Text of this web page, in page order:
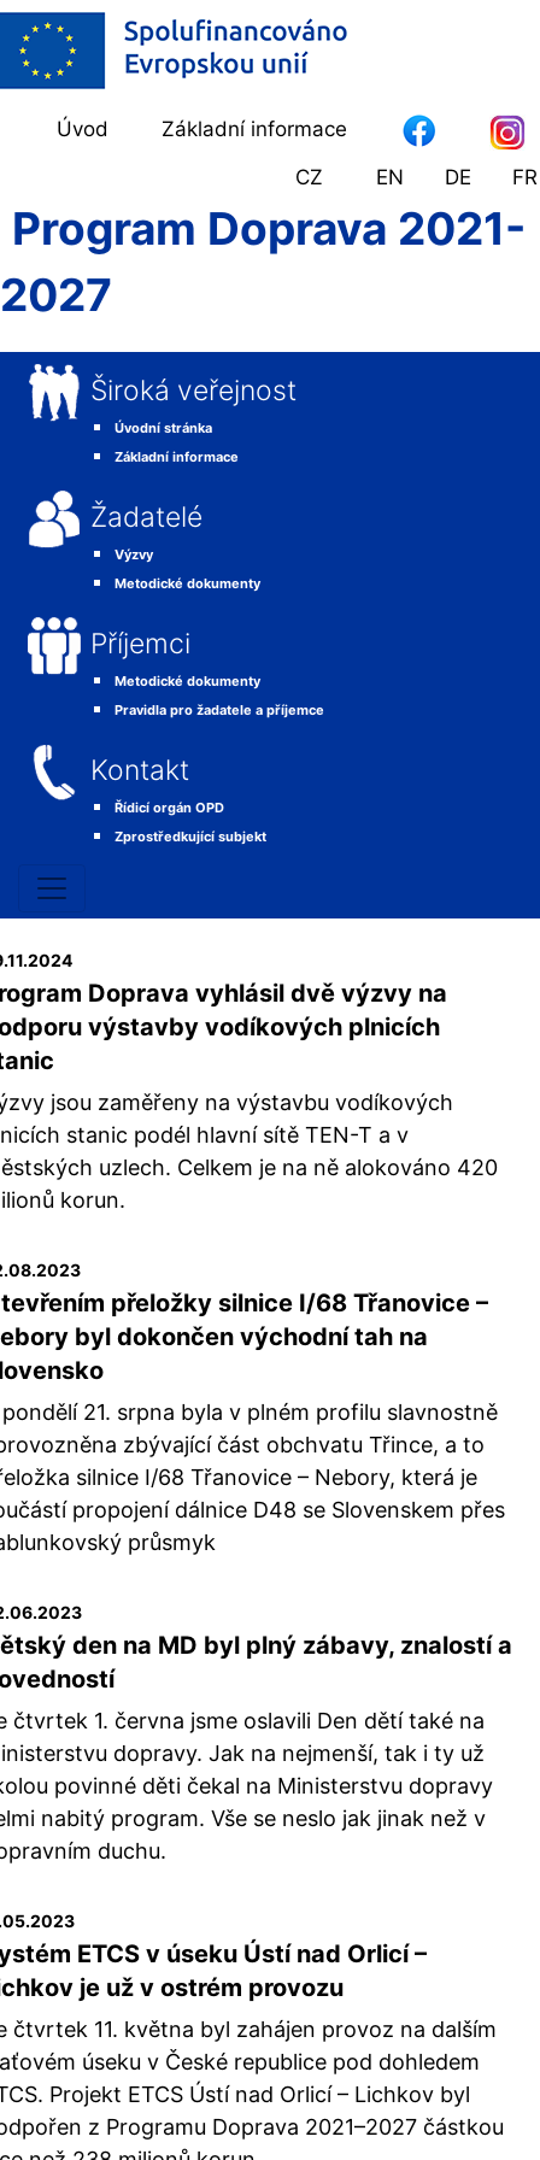
Úvod
Základní informace
CZ
EN DE FR
Program Doprava 2021-
2027
Široká veřejnost
Úvodní stránka
Základní informace
Žadatelé
Výzvy
Metodické dokumenty
Příjemci
Metodické dokumenty
Pravidla pro žadatele a příjemce
Kontakt
Řídicí orgán OPD
Zprostředkující subjekt
Doprava vyhlásil dvě výzvy na
výstavby vodíkových plnicích
jsou zaměřeny na výstavbu vodíkových
stanic podél hlavní sítě TEN-T a v
uzlech. Celkem je na ně alokováno 420
korun.
přeložky silnice I/68 Třanovice –
byl dokončen východní tah na
21. srpna byla v plném profilu slavnostně
zbývající část obchvatu Třince, a to
silnice I/68 Třanovice – Nebory, která je
propojení dálnice D48 se Slovenskem přes
průsmyk
den na MD byl plný zábavy, znalostí a
čtvrtek 1. června jsme oslavili Den dětí také na
dopravy. Jak na nejmenší, tak i ty už
povinné děti čekal na Ministerstvu dopravy
nabitý program. Vše se neslo jak jinak než v
duchu.
ETCS v úseku Ústí nad Orlicí –
je už v ostrém provozu
čtvrtek 11. května byl zahájen provoz na dalším
úseku v České republice pod dohledem
Projekt ETCS Ústí nad Orlicí – Lichkov byl
z Programu Doprava 2021–2027 částkou